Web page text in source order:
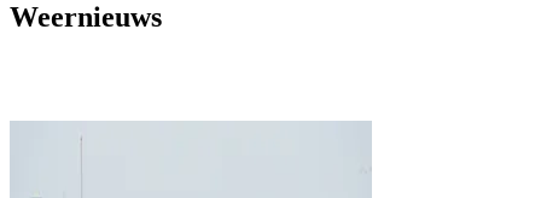
Weernieuws